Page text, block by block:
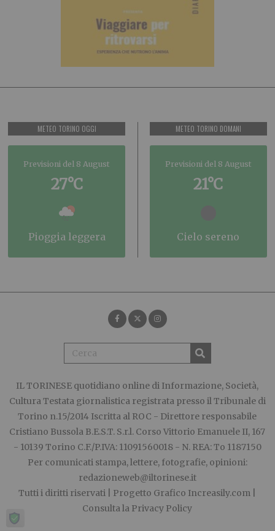
METEO TORINO OGGI
Previsioni del 8 August
27°C
pioggia leggera
METEO TORINO DOMANI
Previsioni del 8 August
21°C
cielo sereno
IL TORINESE quotidiano online di Informazione, Società,
Cultura Testata giornalistica registrata presso il Tribunale di
Torino n.15/2014 Iscritta al ROC - Direttore responsabile
Cristiano Bussola B.E.S.T. S.r.l. Corso Vittorio Emanuele II, 167
- 10139 Torino C.F./P.IVA: 11091560018 - N. REA: To 1187150
Per comunicati stampa, lettere, fotografie, opinioni:
redazioneweb@iltorinese.it
Tutti i diritti riservati | Progetto Grafico Increasily.com
Consulta la Privacy Policy